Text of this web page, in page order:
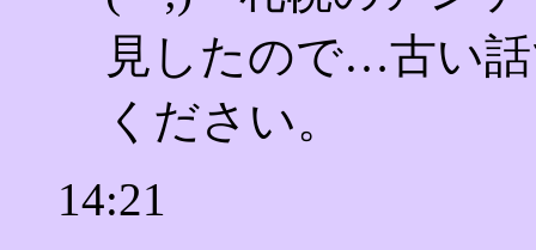
見したので…古い
ください。
14:21